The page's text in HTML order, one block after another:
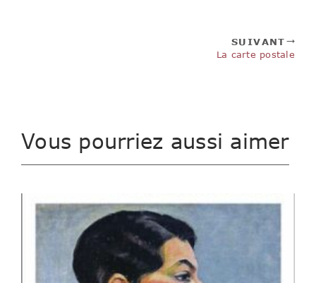
SUIVANT
La carte postale
Vous pourriez aussi aimer